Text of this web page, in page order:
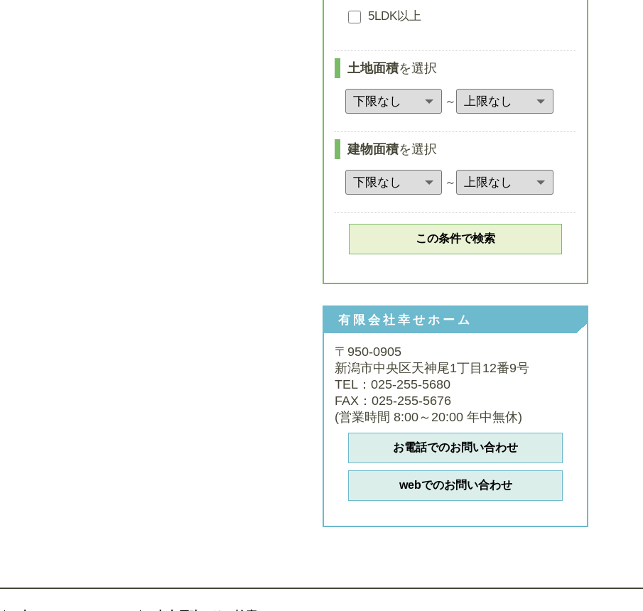
5LDK以上
土地面積を選択
～
建物面積を選択
～
有限会社幸せホーム
〒950-0905
新潟市中央区天神尾1丁目12番9号
TEL：025-255-5680
FAX：025-255-5676
(営業時間 8:00～20:00 年中無休)
お電話でのお問い合わせ
webでのお問い合わせ